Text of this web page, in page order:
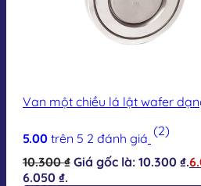
Van một chiều lá lật wafer
5.00 trên 5 2 đánh giá (2)
10.300₫ Giá gốc là: 10.300 ₫.
6.050 ₫.